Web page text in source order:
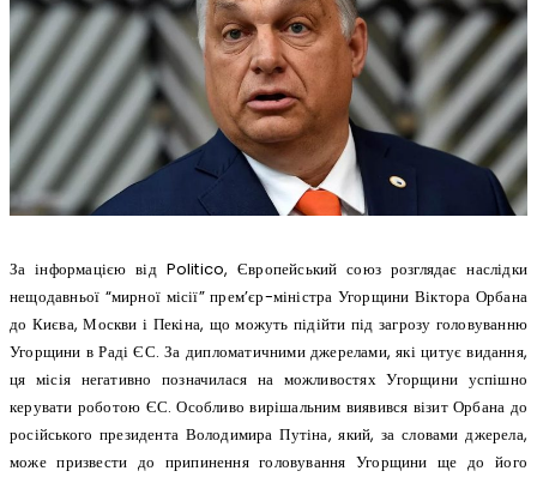
За інформацією від Politico, Європейський союз розглядає наслідки
нещодавньої “мирної місії” прем’єр-міністра Угорщини Віктора Орбана
до Києва, Москви і Пекіна, що можуть підійти під загрозу головуванню
Угорщини в Раді ЄС. За дипломатичними джерелами, які цитує видання,
ця місія негативно позначилася на можливостях Угорщини успішно
керувати роботою ЄС. Особливо вирішальним виявився візит Орбана до
російського президента Володимира Путіна, який, за словами джерела,
може призвести до припинення головування Угорщини ще до його